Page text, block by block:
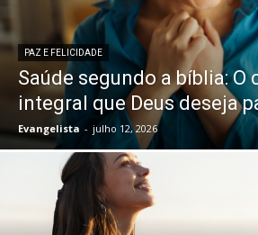
PAZ E FELICIDADE
Saúde segundo a bíblia: O
integral que Deus deseja
Evangelista - julho 12, 2026